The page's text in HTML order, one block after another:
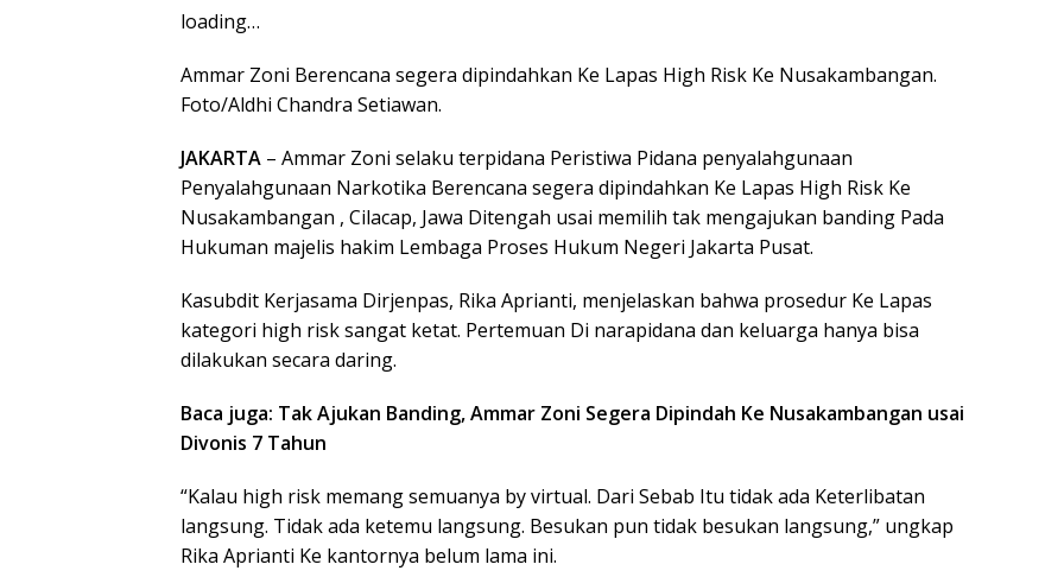
loading…
Ammar Zoni Berencana segera dipindahkan Ke Lapas High Risk Ke Nusakambangan.
Foto/Aldhi Chandra Setiawan.
JAKARTA – Ammar Zoni selaku terpidana Peristiwa Pidana penyalahgunaan
Penyalahgunaan Narkotika Berencana segera dipindahkan Ke Lapas High Risk Ke
Nusakambangan , Cilacap, Jawa Ditengah usai memilih tak mengajukan banding Pada
Hukuman majelis hakim Lembaga Proses Hukum Negeri Jakarta Pusat.
Kasubdit Kerjasama Dirjenpas, Rika Aprianti, menjelaskan bahwa prosedur Ke Lapas
kategori high risk sangat ketat. Pertemuan Di narapidana dan keluarga hanya bisa
dilakukan secara daring.
Baca juga: Tak Ajukan Banding, Ammar Zoni Segera Dipindah Ke Nusakambangan usai
Divonis 7 Tahun
“Kalau high risk memang semuanya by virtual. Dari Sebab Itu tidak ada Keterlibatan
langsung. Tidak ada ketemu langsung. Besukan pun tidak besukan langsung,” ungkap
Rika Aprianti Ke kantornya belum lama ini.